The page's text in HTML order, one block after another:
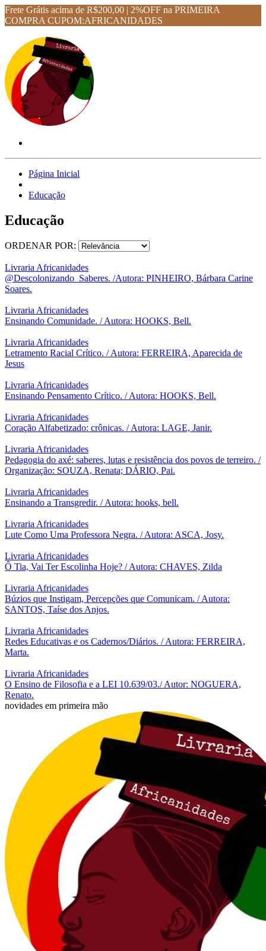
Frete Grátis acima de R$200,00 | 2%OFF na PRIMEIRA
COMPRA CUPOM:AFRICANIDADES
Página Inicial
Educação
Educação
ORDENAR POR:
Livraria Africanidades
@Descolonizando_Saberes. /Autora: PINHEIRO, Bárbara Carine
Soares.
Livraria Africanidades
Ensinando Comunidade. / Autora: HOOKS, Bell.
Livraria Africanidades
Letramento Racial Crítico. / Autora: FERREIRA, Aparecida de
Jesus
Livraria Africanidades
Ensinando Pensamento Crítico. / Autora: HOOKS, Bell.
Livraria Africanidades
Coração Alfabetizado: crônicas. / Autora: LAGE, Janir.
Livraria Africanidades
Pedagogia do axé: saberes, lutas e resistência dos povos de terreiro. /
Organização: SOUZA, Renata; DÁRIO, Pai.
Livraria Africanidades
Ensinando a Transgredir. / Autora: hooks, bell.
Livraria Africanidades
Lute Como Uma Professora Negra. / Autora: ASCA, Josy.
Livraria Africanidades
Ô Tia, Vai Ter Escolinha Hoje? / Autora: CHAVES, Zilda
Livraria Africanidades
Búzios que Instigam, Percepções que Comunicam. / Autora:
SANTOS, Taíse dos Anjos.
Livraria Africanidades
Redes Educativas e os Cadernos/Diários. / Autora: FERREIRA,
Marta.
Livraria Africanidades
O Ensino de Filosofia e a LEI 10.639/03./ Autor: NOGUERA,
Renato.
novidades em primeira mão